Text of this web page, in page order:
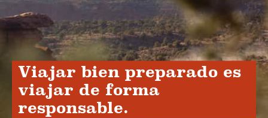
Viajar bien preparado es
viajar de forma
responsable.